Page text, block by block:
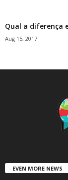
Qual a diferença
Aug 15, 2017
EVEN MORE NEWS